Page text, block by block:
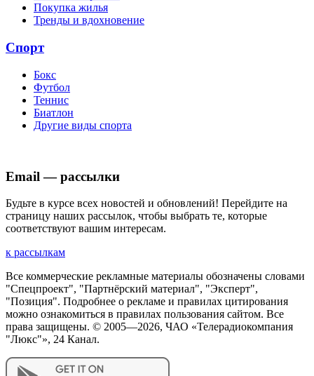
Покупка жилья
Тренды и вдохновение
Спорт
Бокс
Футбол
Теннис
Биатлон
Другие виды спорта
Email — рассылки
Будьте в курсе всех новостей и обновлений! Перейдите на
страницу наших рассылок, чтобы выбрать те, которые
соответствуют вашим интересам.
к рассылкам
Все коммерческие рекламные материалы обозначены словами
"Спецпроект", "Партнёрский материал", "Эксперт",
"Позиция". Подробнее о рекламе и правилах цитирования
можно ознакомиться в правилах пользования сайтом. Все
права защищены. © 2005—2026, ЧАО «Телерадиокомпания
"Люкс"», 24 Канал.